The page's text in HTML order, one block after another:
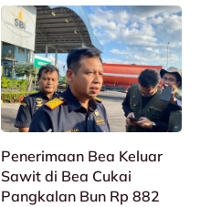
Penerimaan Bea Keluar
Sawit di Bea Cukai
Pangkalan Bun Rp 882